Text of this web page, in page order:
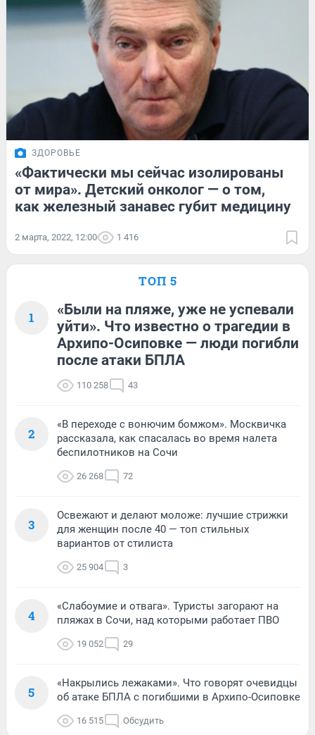
ЗДОРОВЬЕ
«Фактически мы сейчас изолированы
от мира». Детский онколог — о том,
как железный занавес губит медицину
2 марта, 2022, 12:00 1 416
ТОП 5
1
«Были на пляже, уже не успевали
уйти». Что известно о трагедии в
Архипо-Осиповке — люди погибли
после атаки БПЛА
110 258 43
2
«В переходе с вонючим бомжом». Москвичка
рассказала, как спасалась во время налета
беспилотников на Сочи
26 268 72
3
Освежают и делают моложе: лучшие стрижки
для женщин после 40 — топ стильных
вариантов от стилиста
25 904 3
4
«Слабоумие и отвага». Туристы загорают на
пляжах в Сочи, над которыми работает ПВО
19 052 29
5
«Накрылись лежаками». Что говорят очевидцы
об атаке БПЛА с погибшими в Архипо-Осиповке
16 515 Обсудить